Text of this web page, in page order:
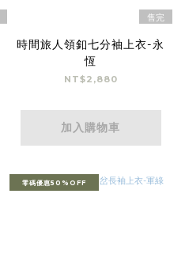
售完
時間旅人領釦七分袖上衣-永
恆
NT$2,880
加入購物車
零碼優惠50%OFF